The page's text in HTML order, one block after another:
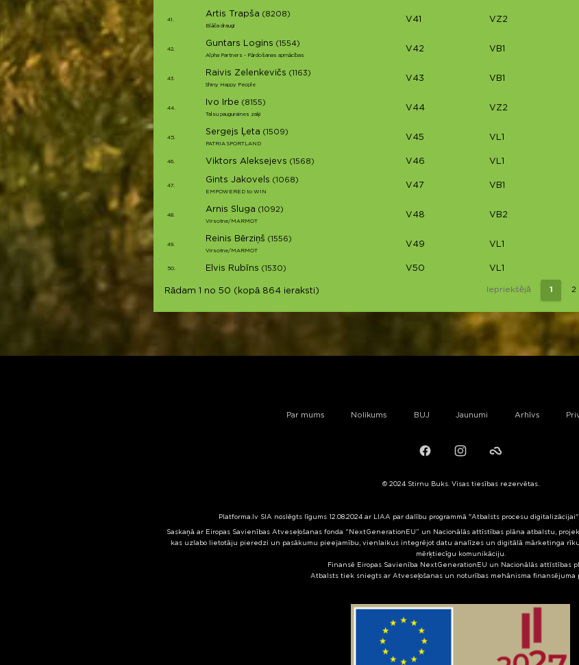
41.
Artis Trapša (8208)
Blāča draugi
V41 VZ2
42.
Guntars Logins (1554)
Alpha Partners - Pārdošanas apmācības
V42 VB1
43.
Raivis Zelenkevičs (1163)
Shiny Happy People
V43 VB1
44.
Ivo Irbe (8155)
Talsu pauguraines zaķi
V44 VZ2
45.
Sergejs Ļeta (1509)
PATRIA SPORTLAND
V45 VL1
46. Viktors Aleksejevs (1568) V46 VL1
47.
Gints Jakovels (1068)
EMPOWERED to WIN
V47 VB1
48.
Arnis Sluga (1092)
Virsotne/MARMOT
V48 VB2
49.
Reinis Bērziņš (1556)
Virsotne/MARMOT
V49 VL1
50. Elvis Rubīns (1530) V50 VL1
Rādam 1 no 50 (kopā 864 ieraksti) Iepriekšējā 1 2
Par mums Nolikums BUJ Jaunumi Arhīvs
FacebookInstagramFailiem.lv
© 2024 Stirnu Buks. Visas tiesības rezervētas.
Platforma.lv SIA noslēgts līgums 12.08.2024 ar LIAA par dalību programmā "Atbalsts procesu
Saskaņā ar Eiropas Savienības Atveseļošanas fonda “NextGenerationEU” un Nacionālās attīstības plāna atbalstu,
kas uzlabo lietotāju pieredzi un pasākumu pieejamību, vienlaikus integrējot datu analīzes un digitālā mārketinga
mērķtiecīgu komunikāciju.
Finansē Eiropas Savienība NextGenerationEU un Nacionālās attīstības
Atbalsts tiek sniegts ar Atveseļošanas un noturības mehānisma finansējuma